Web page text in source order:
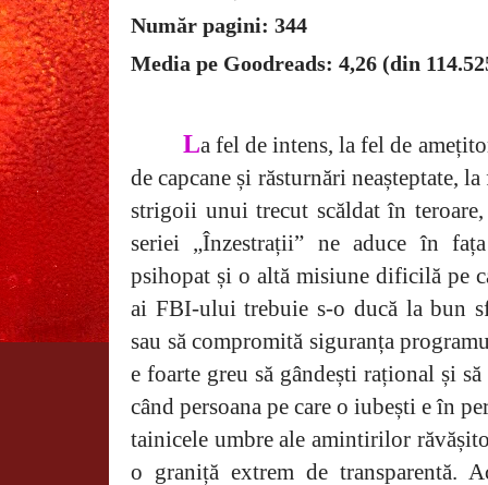
Număr pagini: 344
Media pe Goodreads: 4,26 (din
La fel de intens, la fel de
de capcane și răsturnări neașteptate,
strigoii unui trecut scăldat în
seriei „Înzestrații” ne aduce în
psihopat și o altă misiune dificilă pe
ai FBI-ului trebuie s-o ducă la bun
sau să compromită siguranța
e foarte greu să gândești rațional și
când persoana pe care o iubești e în
tainicele umbre ale amintirilor
o graniță extrem de transparentă.